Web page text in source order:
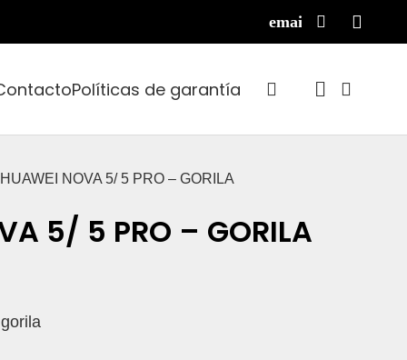
Políticas de garantía
NOVA 5/ 5 PRO – GORILA
5/ 5 PRO – GORILA